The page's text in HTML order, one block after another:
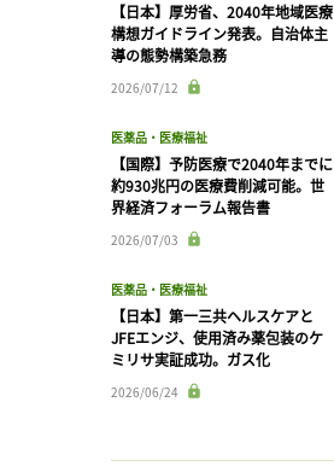
【日本】厚労省、2040年地域医療
構想ガイドライン発表。自治体主
導の態勢構築急務
2026/07/12
医薬品・医療福祉
【国際】予防医療で2040年までに
約930兆円の医療費削減可能。世
界経済フォーラム報告書
2026/07/03
医薬品・医療福祉
【日本】第一三共ヘルスケアと
JFEエンジ、使用済み薬包装のケ
ミリサ実証成功。ガス化
2026/06/24